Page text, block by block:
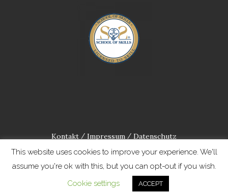
Kontakt / Impressum / Datenschutz
This website uses cookies to improve your experience. We'll
assume you're ok with this, but you can opt-out if you wish.
Cookie settings
ACCEPT